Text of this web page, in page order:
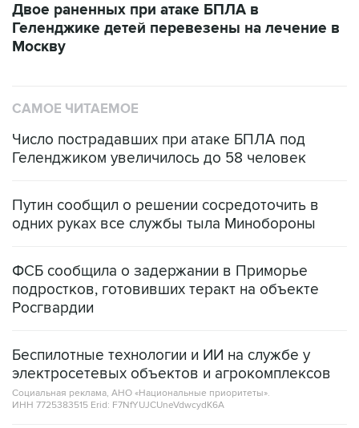
Двое раненных при атаке БПЛА в
Геленджике детей перевезены на лечение в
Москву
САМОЕ ЧИТАЕМОЕ
Число пострадавших при атаке БПЛА под
Геленджиком увеличилось до 58 человек
Путин сообщил о решении сосредоточить в
одних руках все службы тыла Минобороны
ФСБ сообщила о задержании в Приморье
подростков, готовивших теракт на объекте
Росгвардии
Беспилотные технологии и ИИ на службе у
электросетевых объектов и агрокомплексов
Социальная реклама, АНО «Национальные приоритеты».
ИНН 7725383515 Erid: F7NfYUJCUneVdwcydK6A